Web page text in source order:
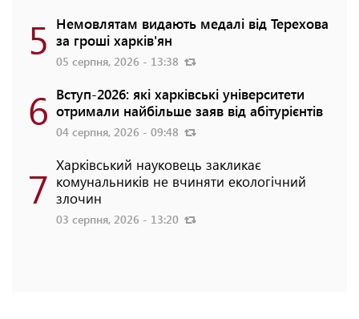
5 Немовлятам видають медалі від Терехова
за гроші харків'ян
05 серпня, 2026 - 13:38
6 Вступ-2026: які харківські університети
отримали найбільше заяв від абітурієнтів
04 серпня, 2026 - 09:48
7 Харківський науковець закликає
комунальників не вчиняти екологічний
злочин
03 серпня, 2026 - 13:20